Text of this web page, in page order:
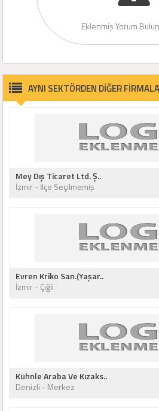
Eklenmiş Yorum
AYNI SEKTÖRDEN DİĞER
Mey Dış Ticaret Ltd. Ş..
İzmir - İlçe Seçilmemiş
Evren Kriko San.(Yaşar..
İzmir - Çiğli
Kuhnle Araba Ve Kızaks..
Denizli - Merkez